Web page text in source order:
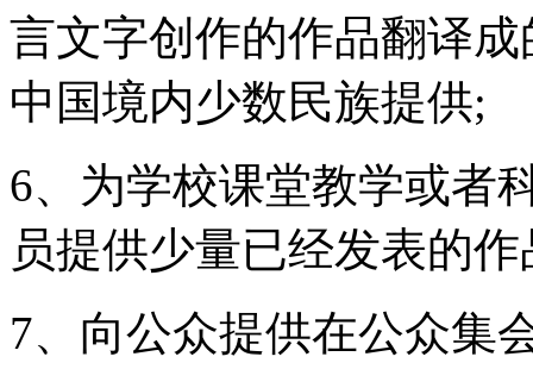
言文字创作的作品翻译
中国境内少数民族提供;
6、为学校课堂教学或者
员提供少量已经发表的作
7、向公众提供在公众集